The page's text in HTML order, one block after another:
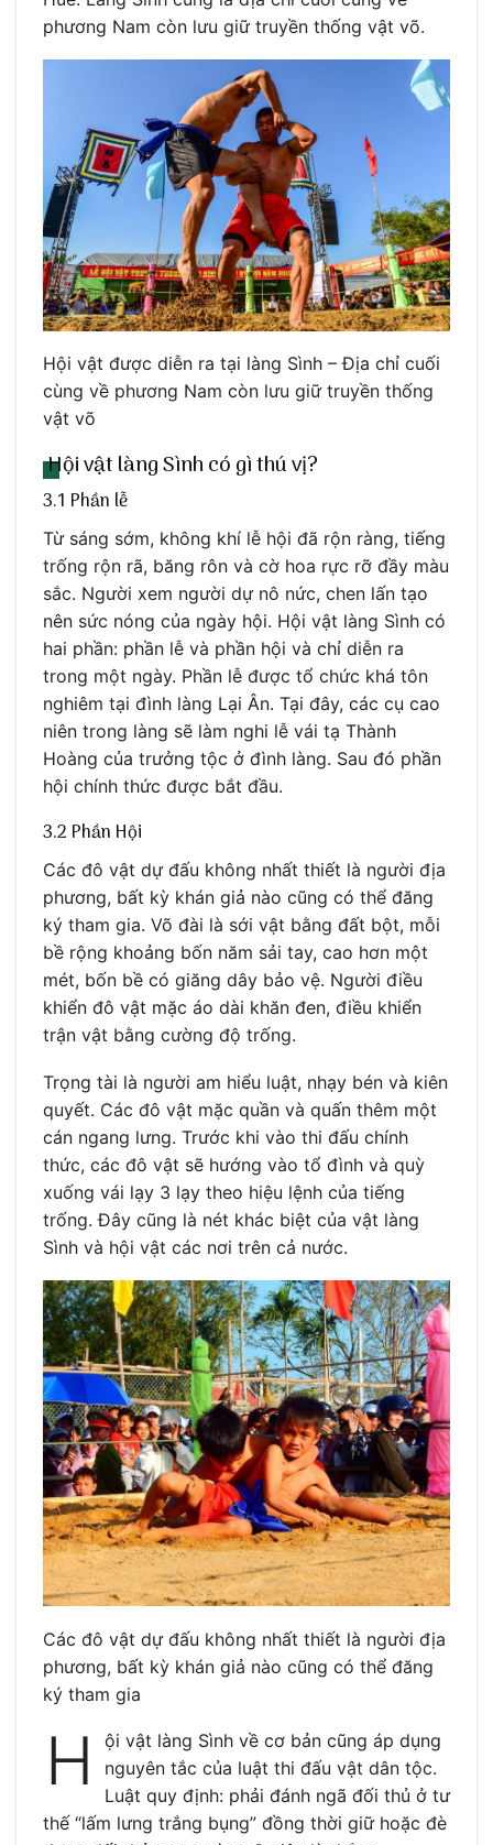
phương Nam còn lưu giữ truyền thống vật võ.
Hội vật được diễn ra tại làng Sình – Địa chỉ cuối
cùng về phương Nam còn lưu giữ truyền thống
vật võ
Hội vật làng Sình có gì thú vị?
3.1 Phần lễ
Từ sáng sớm, không khí lễ hội đã rộn ràng, tiếng
trống rộn rã, băng rôn và cờ hoa rực rỡ đầy màu
sắc. Người xem người dự nô nức, chen lấn tạo
nên sức nóng của ngày hội. Hội vật làng Sình có
hai phần: phần lễ và phần hội và chỉ diễn ra
trong một ngày. Phần lễ được tổ chức khá tôn
nghiêm tại đình làng Lại Ân. Tại đây, các cụ cao
niên trong làng sẽ làm nghi lễ vái tạ Thành
Hoàng của trưởng tộc ở đình làng. Sau đó phần
hội chính thức được bắt đầu.
3.2 Phần Hội
Các đô vật dự đấu không nhất thiết là người địa
phương, bất kỳ khán giả nào cũng có thể đăng
ký tham gia. Võ đài là sới vật bằng đất bột, mỗi
bề rộng khoảng bốn năm sải tay, cao hơn một
mét, bốn bề có giăng dây bảo vệ. Người điều
khiển đô vật mặc áo dài khăn đen, điều khiển
trận vật bằng cường độ trống.
Trọng tài là người am hiểu luật, nhạy bén và kiên
quyết. Các đô vật mặc quần và quấn thêm một
cán ngang lưng. Trước khi vào thi đấu chính
thức, các đô vật sẽ hướng vào tổ đình và quỳ
xuống vái lạy 3 lạy theo hiệu lệnh của tiếng
trống. Đây cũng là nét khác biệt của vật làng
Sình và hội vật các nơi trên cả nước.
Các đô vật dự đấu không nhất thiết là người địa
phương, bất kỳ khán giả nào cũng có thể đăng
ký tham gia
H
ội vật làng Sình về cơ bản cũng áp dụng
nguyên tắc của luật thi đấu vật dân tộc.
Luật quy định: phải đánh ngã đối thủ ở tư
thế “lấm lưng trắng bụng” đồng thời giữ hoặc đè